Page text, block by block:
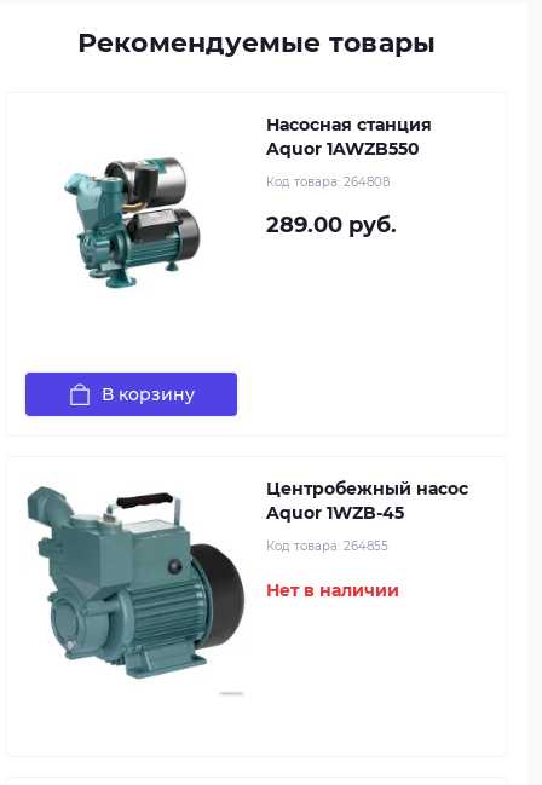
Рекомендуемые товары
Насосная станция
Aquor 1AWZB550
Код товара: 264808
289.00 руб.
В корзину
Центробежный насос
Aquor 1WZB-45
Код товара: 264855
Нет в наличии